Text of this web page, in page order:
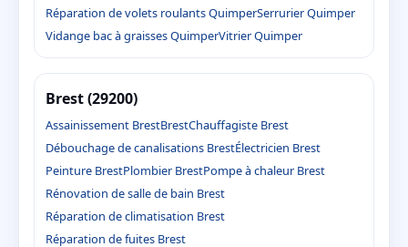
Réparation de volets roulants QuimperSerrurier Quimper
Vidange bac à graisses QuimperVitrier Quimper
Brest (29200)
Assainissement BrestBrestChauffagiste Brest
Débouchage de canalisations BrestÉlectricien Brest
Peinture BrestPlombier BrestPompe à chaleur Brest
Rénovation de salle de bain Brest
Réparation de climatisation Brest
Réparation de fuites Brest